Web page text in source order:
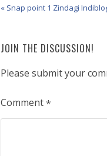
« Snap point 1 Zindagi
JOIN THE DISCUSSION!
Please submit your
Comment*